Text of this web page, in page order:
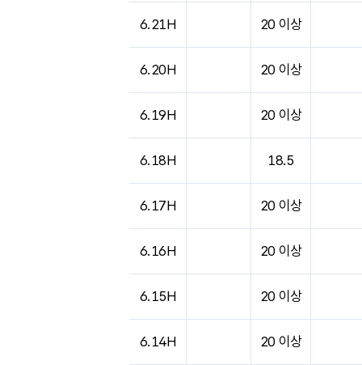
6.21H 20 이상
6.20H 20 이상
6.19H 20 이상
6.18H 18.5
6.17H 20 이상
6.16H 20 이상
6.15H 20 이상
6.14H 20 이상